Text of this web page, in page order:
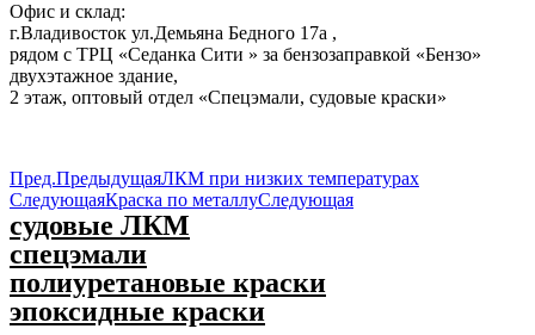
Офис и склад:
г.Владивосток ул.Демьяна Бедного 17а ,
рядом с ТРЦ «Седанка Сити » за бензозаправкой «Бензо»
двухэтажное здание,
2 этаж, оптовый отдел «Спецэмали, судовые краски»
Пред.ПредыдущаяЛКМ при низких температурах
СледующаяКраска по металлуСледующая
судовые ЛКМ
спецэмали
полиуретановые краски
эпоксидные краски